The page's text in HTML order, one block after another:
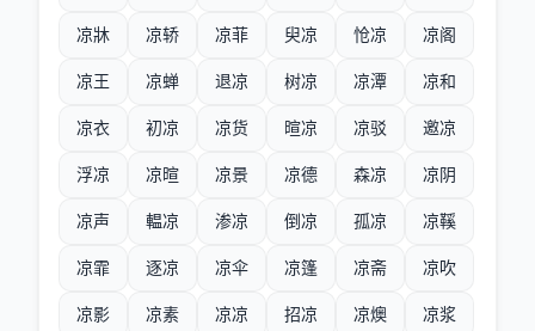
凉牀 凉轿 凉菲 臾凉 怆凉 凉阁
凉王 凉蝉 退凉 树凉 凉潭 凉和
凉衣 初凉 凉货 暄凉 凉驳 邀凉
浮凉 凉暄 凉景 凉德 森凉 凉阴
凉声 輼凉 渗凉 倒凉 孤凉 凉鞵
凉霏 逐凉 凉伞 凉篷 凉斋 凉吹
凉影 凉素 凉凉 招凉 凉燠 凉浆